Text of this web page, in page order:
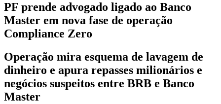
PF prende advogado ligado ao Banco
Master em nova fase de operação
Compliance Zero
Operação mira esquema de lavagem de
dinheiro e apura repasses milionários e
negócios suspeitos entre BRB e Banco
Master